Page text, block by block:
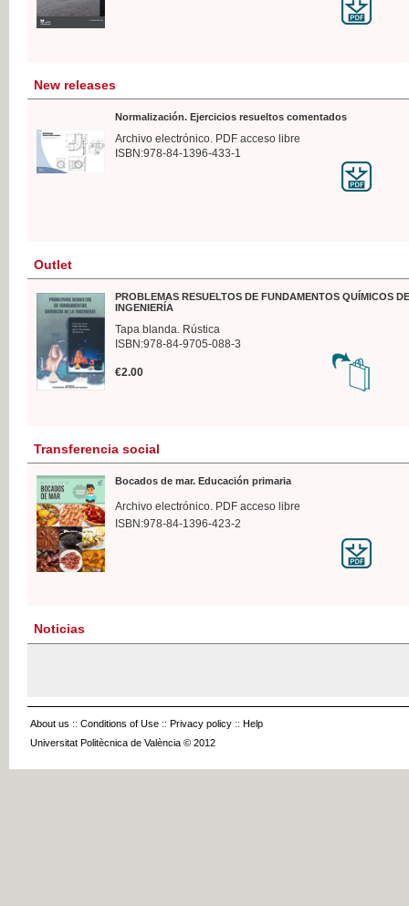
New releases
Normalización. Ejercicios resueltos comentados
Archivo electrónico. PDF acceso libre
ISBN:978-84-1396-433-1
Outlet
PROBLEMAS RESUELTOS DE FUNDAMENTOS QUÍMICOS
INGENIERÍA
Tapa blanda. Rústica
ISBN:978-84-9705-088-3
€2.00
Transferencia social
Bocados de mar. Educación primaria
Archivo electrónico. PDF acceso libre
ISBN:978-84-1396-423-2
Noticias
About us :: Conditions of Use :: Privacy policy :: Help
Universitat Politècnica de València © 2012